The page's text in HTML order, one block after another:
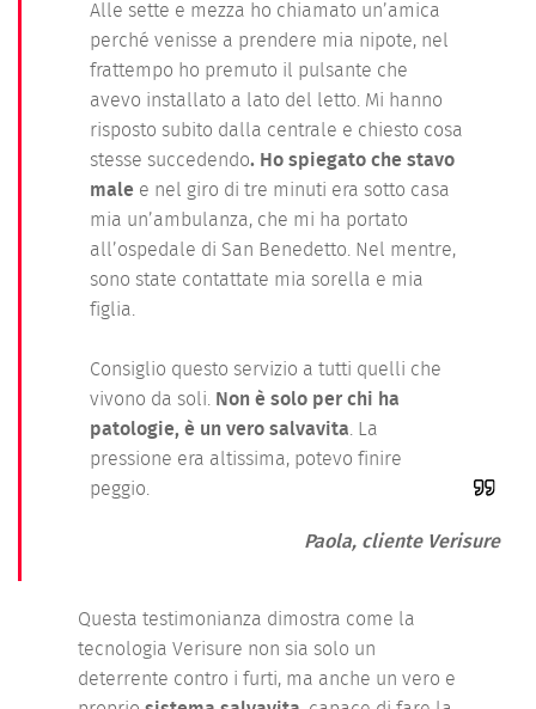
Alle sette e mezza ho chiamato un’amica
perché venisse a prendere mia nipote, nel
frattempo ho premuto il pulsante che
avevo installato a lato del letto. Mi hanno
risposto subito dalla centrale e chiesto cosa
stesse succedendo. Ho spiegato che stavo
male e nel giro di tre minuti era sotto casa
mia un’ambulanza, che mi ha portato
all’ospedale di San Benedetto. Nel mentre,
sono state contattate mia sorella e mia
figlia.
Consiglio questo servizio a tutti quelli che
vivono da soli.
Non è solo per chi ha
patologie, è un vero salvavita . La
pressione era altissima, potevo finire
peggio.
Paola, cliente Verisure
Questa testimonianza dimostra come la
tecnologia Verisure non sia solo un
deterrente contro i furti, ma anche un vero e